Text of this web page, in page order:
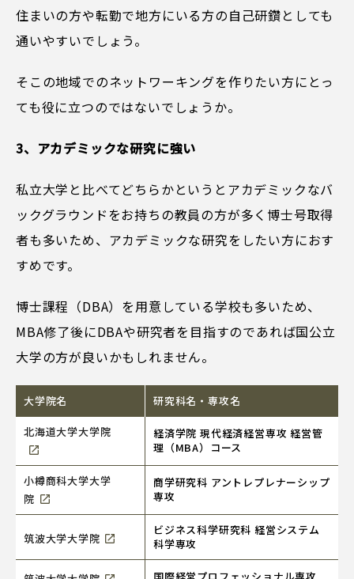
住まいの方や転勤で地方にいる方の自己研鑽としても
通いやすいでしょう。
そこの地域でのネットワーキングを作りたい方にとっ
ても役に立つのではないでしょうか。
3、アカデミックな研究に強い
私立大学と比べてどちらかというとアカデミックなバ
ックグラウンドをお持ちの教員の方が多く博士号取得
者も多いため、アカデミックな研究をしたい方におす
すめです。
博士課程（DBA）を用意している学校も多いため、
MBA修了後にDBAや研究者を目指すのであれば国公立
大学の方が良いかもしれません。
大学院名 研究科名・専攻名
北海道大学大学院
経済学院 現代経済経営専攻 経営管
理（MBA）コース
小樽商科大学大学
院
商学研究科 アントレプレナーシップ
専攻
筑波大学大学院
ビジネス科学研究科 経営システム
科学専攻